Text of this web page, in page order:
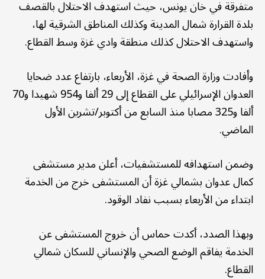
متفرقة في خان يونس، حيث استهدف الاحتلال بالقصف
بلدة القرارة شمال المدينة وكذلك المناطق الشرقية لها،
واستهدف الاحتلال كذلك منطقة وادي غزة وسط القطاع.
وأفادت وزارة الصحة في غزة، الأربعاء، بارتفاع عدد ضحايا
العدوان الإسرائيلي على القطاع إلى 29 ألفا و954 شهيدا و70
ألفا و325 مصابا منذ السابع من أكتوبر/تشرين الأول
الماضي.
وضمن استهدافه للمستشفيات، أعلن مدير مستشفى
كمال عدوان بشمالي غزة أن المستشفى خرج من الخدمة
ابتداء من الأربعاء بسبب نفاد الوقود.
وبهذا الصدد، أكدت حماس أن خروج المستشفى عن
الخدمة يفاقم الوضع الصحي والإنساني للسكان شمالي
القطاع.